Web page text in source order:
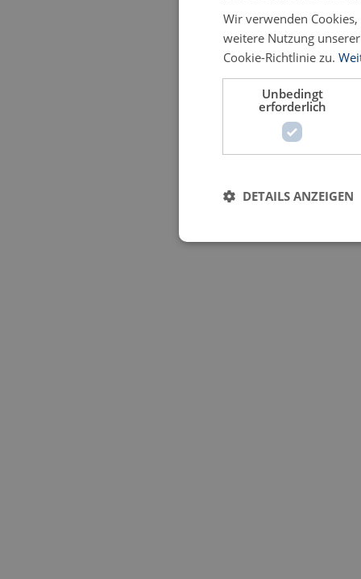
Wir verwenden
weitere Nutzung
Cookie-Richtlinie zu.
Unbedingt
erforderlich
DETAILS ANZEIGEN